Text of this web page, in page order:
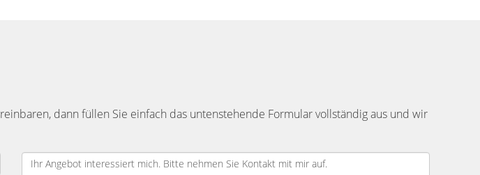
dann füllen Sie einfach das untenstehende Formular vollständig aus und wir